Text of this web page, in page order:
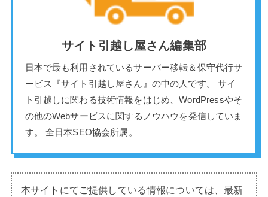
サイト引越し屋さん編集部
日本で最も利用されているサーバー移転＆保守代行サ
ービス『サイト引越し屋さん』の中の人です。 サイ
ト引越しに関わる技術情報をはじめ、WordPressやそ
の他のWebサービスに関するノウハウを発信していま
す。 全日本SEO協会所属。
本サイトにてご提供している情報については、最新